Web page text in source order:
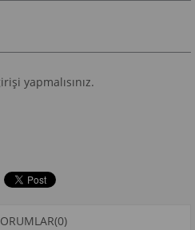
yapmalısınız.
(0)